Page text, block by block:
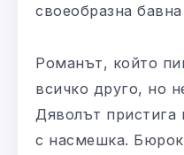
своеобразна
Романът, който
всичко друго, но
Дяволът
с насмешка.